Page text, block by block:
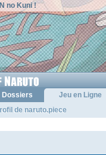
no Kuni !
Dossiers
Jeu en Ligne
de naruto.piece